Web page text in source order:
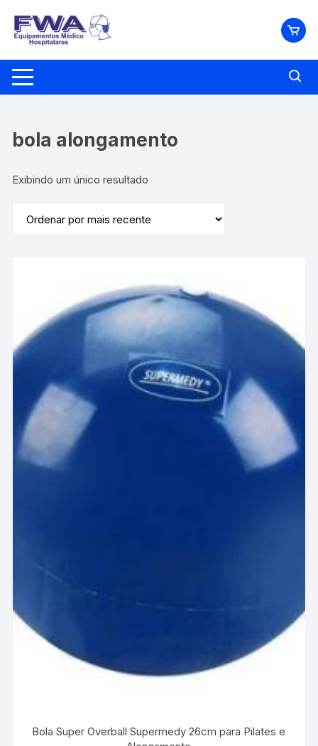
para
conteúdo
bola alongamento
Exibindo um único resultado
Bola Super Overball Supermedy 26cm para Pilates e